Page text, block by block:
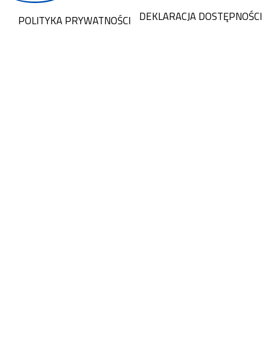
DEKLARACJA DOSTĘPNOŚCI
POLITYKA PRYWATNOŚCI